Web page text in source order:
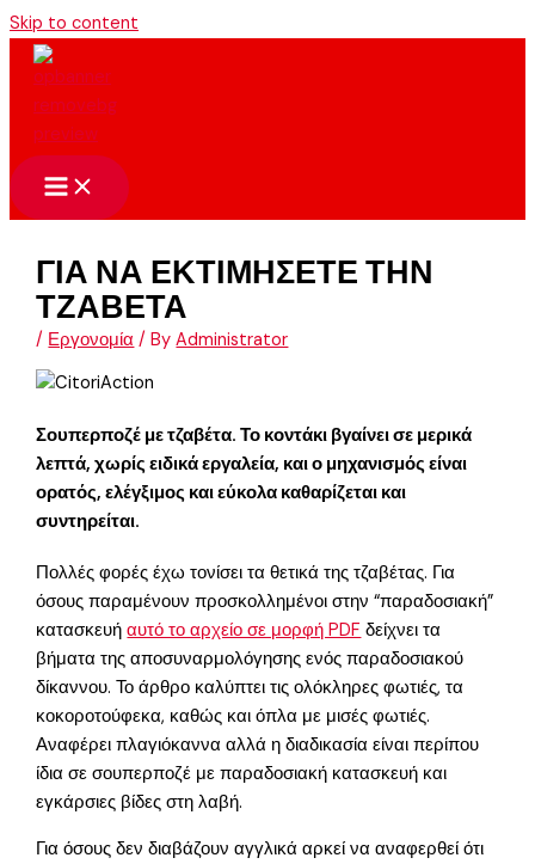
Skip to content
ΓΙΑ ΝΑ ΕΚΤΙΜΗΣΕΤΕ ΤΗΝ
ΤΖΑΒΕΤΑ
/ Εργονομία / ByAdministrator
Σουπερποζέ με τζαβέτα. Το κοντάκι βγαίνει σε μερικά
λεπτά, χωρίς ειδικά εργαλεία, και ο μηχανισμός είναι
ορατός, ελέγξιμος και εύκολα καθαρίζεται και
συντηρείται.
Πολλές φορές έχω τονίσει τα θετικά της τζαβέτας. Για
όσους παραμένουν προσκολλημένοι στην “παραδοσιακή”
κατασκευήαυτό το αρχείο σε μορφή PDF δείχνει τα
βήματα της αποσυναρμολόγησης ενός παραδοσιακού
δίκαννου. Το άρθρο καλύπτει τις ολόκληρες φωτιές, τα
κοκοροτούφεκα, καθώς και όπλα με μισές φωτιές.
Αναφέρει πλαγιόκαννα αλλά η διαδικασία είναι περίπου
ίδια σε σουπερποζέ με παραδοσιακή κατασκευή και
εγκάρσιες βίδες στη λαβή.
Για όσους δεν διαβάζουν αγγλικά αρκεί να αναφερθεί ότι